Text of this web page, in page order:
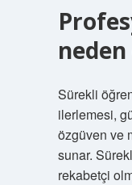
Sürekli
ilerlemesi,
özgüven ve
sunar.
rekabetçi